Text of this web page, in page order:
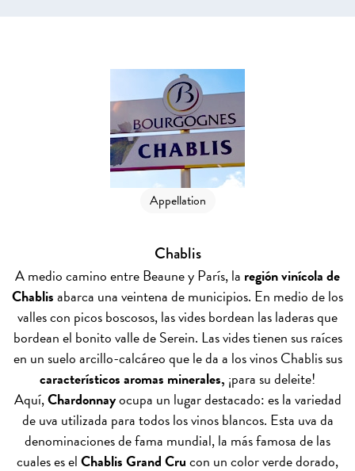
Appellation
Chablis
A medio camino entre Beaune y París, la región vinícola de
Chablisabarca una veintena de municipios. En medio de los
valles con picos boscosos, las vides bordean las laderas que
bordean el bonito valle de Serein. Las vides tienen sus raíces
en un suelo arcillo-calcáreo que le da a los vinos Chablis sus
característicos aromas minerales, ¡para su deleite!
Aquí,Chardonnayocupa un lugar destacado: es la variedad
de uva utilizada para todos los vinos blancos. Esta uva da
denominaciones de fama mundial, la más famosa de las
cuales es elChablis Grand Crucon un color verde dorado,